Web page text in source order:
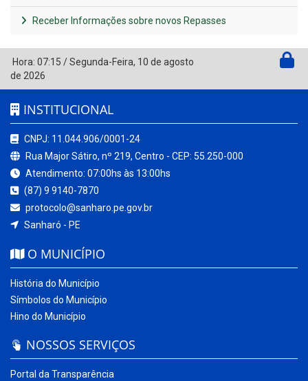
CNPJ: 11.044.906/0001-24
(87) 9 9140-7870
protocolo@sanharo.pe.gov.br
Sanharó - PE
O MUNICÍPIO
História do Município
Símbolos do Município
Hino do Município
NOSSOS SERVIÇOS
Portal da Transparência
Carta de Serviços ao Usuário
Ouvidoria Municipal
Sistema Eletrônico – e-SIC
Diário Oficial
Quadro de Avisos
Contracheque Online
Portal do Contribuinte